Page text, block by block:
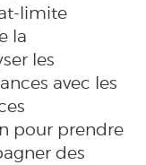
limite
la
les
avec les
pour prendre
des